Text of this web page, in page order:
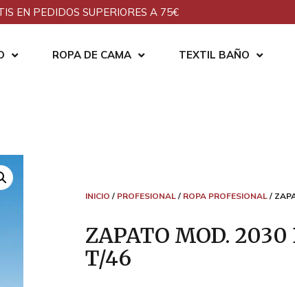
EN PEDIDOS SUPERIORES A 75€
ROPA DE CAMA TEXTIL BAÑO
INICIO / PROFESIONAL/ ROPA PROFESIONAL/
ZAPATO MOD. 2030
T/46